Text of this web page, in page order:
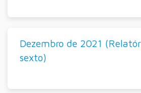
Dezembro de 2021
sexto)